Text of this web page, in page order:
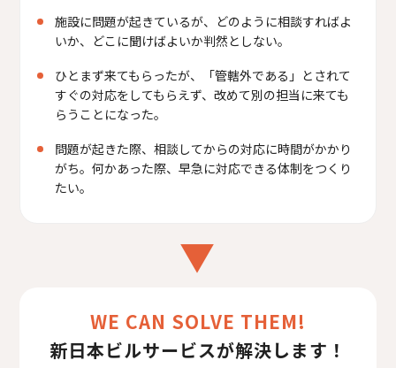
施設に問題が起きているが、どのように相談すればよ
いか、どこに聞けばよいか判然としない。
ひとまず来てもらったが、「管轄外である」とされて
すぐの対応をしてもらえず、改めて別の担当に来ても
らうことになった。
問題が起きた際、相談してからの対応に時間がかかり
がち。何かあった際、早急に対応できる体制をつくり
たい。
▼
WE CAN SOLVE THEM!
新日本ビルサービスが解決します！